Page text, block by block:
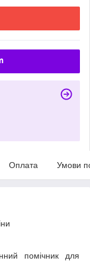
Оплата Умови
помічник для